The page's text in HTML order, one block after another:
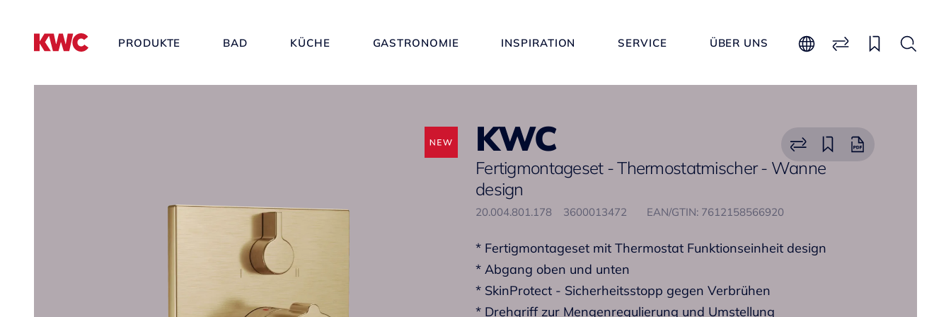
PRODUKTE BAD KÜCHE GASTRONOMIE INSPIRATION SERVICE ÜBER UNS
KWC
Fertigmontageset - Thermostatmischer - Wanne
design
20.004.801.178 3600013472 EAN/GTIN: 7612158566920
* Fertigmontageset mit Thermostat Funktionseinheit design
* Abgang oben und unten
* SkinProtect - Sicherheitsstopp gegen Verbrühen
* Drehgriff zur Mengenregulierung und Umstellung